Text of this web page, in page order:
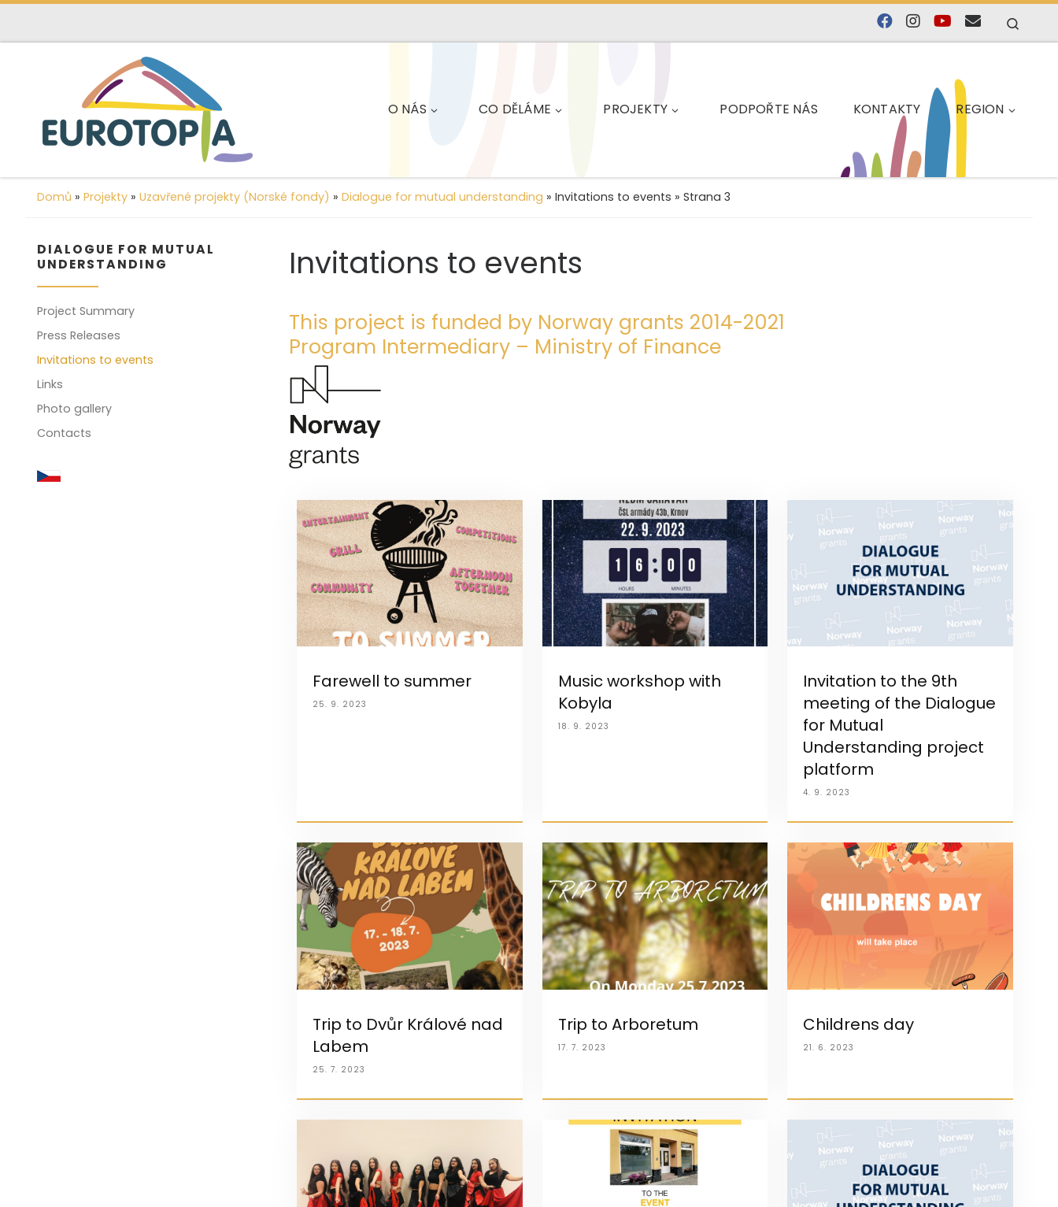
content
O NÁS CO DĚLÁME PROJEKTY PODPOŘTE NÁS KONTAKTY REGION
Domů » Projekty » Uzavřené projekty (Norské fondy) » Dialogue for mutual understanding » Invitations to events » Strana 3
Invitations to events
This project is funded by Norway grants 2014-2021
Program Intermediary – Ministry of Finance
Farewell to summer
25. 9. 2023
Music workshop with
Kobyla
18. 9. 2023
Invitation to the 9th
meeting of the Dialogue
for Mutual
Understanding project
platform
4. 9. 2023
Trip to Dvůr Králové nad
Labem
25. 7. 2023
Trip to Arboretum
17. 7. 2023
Childrens day
21. 6. 2023
DIALOGUE FOR MUTUAL
UNDERSTANDING
Project Summary
Press Releases
Invitations to events
Links
Photo gallery
Contacts